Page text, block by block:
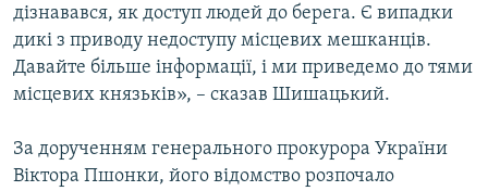
дізнавався, як доступ людей до берега. Є випадки
дикі з приводу недоступу місцевих мешканців.
Давайте більше інформації, і ми приведемо до тями
місцевих князьків», – сказав Шишацький.
За дорученням генерального прокурора України
Віктора Пшонки, його відомство розпочало